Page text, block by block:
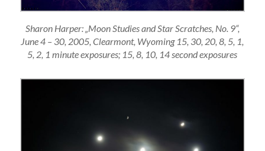
Sharon Harper: „Moon Studies and Star Scratches, No. 9“,
June 4 – 30, 2005, Clearmont, Wyoming 15, 30, 20, 8, 5, 1,
5, 2, 1 minute exposures; 15, 8, 10, 14 second exposures